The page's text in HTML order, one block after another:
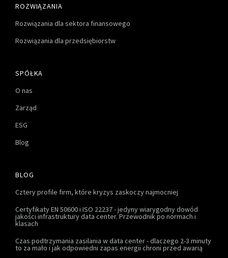
ROZWIĄZANIA
Rozwiązania dla sektora finansowego
Rozwiązania dla przedsiębiorstw
SPÓŁKA
O nas
Zarząd
ESG
Blog
BLOG
Cztery profile firm, które kryzys zaskoczy najmocniej
Certyfikaty EN 50600 i ISO 22237 - jedyny wiarygodny dowód
jakości infrastruktury data center. Przewodnik po normach i
klasach
Czas podtrzymania zasilania w data center - dlaczego 2-3 minuty
to za mało i jak odpowiedni zapas energii chroni przed awarią